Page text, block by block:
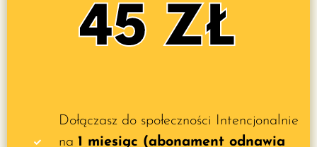
45 ZŁ
Dołączasz do społeczności Intencjonalnie
na 1 miesiąc (abonament odnawia